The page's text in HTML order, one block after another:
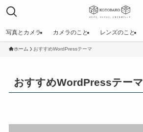
写真とカメラ カメラのこと レンズのこと
ホーム おすすめWordPressテーマ
おすすめWordPressテーマ